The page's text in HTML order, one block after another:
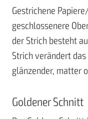
Gestrichene
geschlossenere
der Strich besteht
Strich verändert
glänzender, matter
Goldener Schnitt